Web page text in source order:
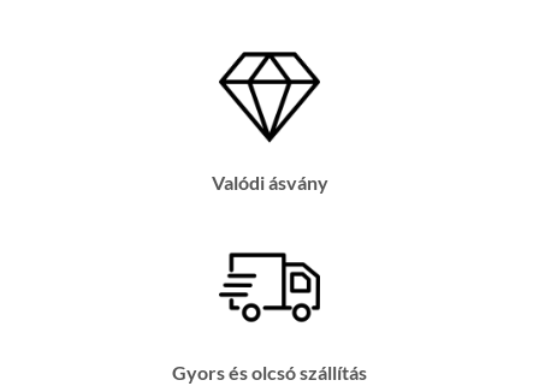
Valódi ásvány
Gyors és olcsó szállítás